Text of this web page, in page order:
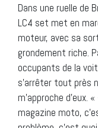
Dans une ruelle de
LC4 set met en
moteur, avec sa
grondement riche.
occupants de la
s’arrêter tout près
m’approche
magazine moto,